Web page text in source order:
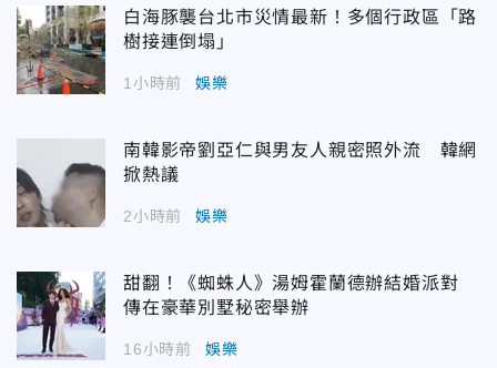
白海豚襲台北市災情最新！多個行政區「路
樹接連倒塌」
1小時前 娛樂
南韓影帝劉亞仁與男友人親密照外流 韓網
掀熱議
2小時前 娛樂
甜翻！《蜘蛛人》湯姆霍蘭德辦結婚派對
傳在豪華別墅秘密舉辦
16小時前 娛樂